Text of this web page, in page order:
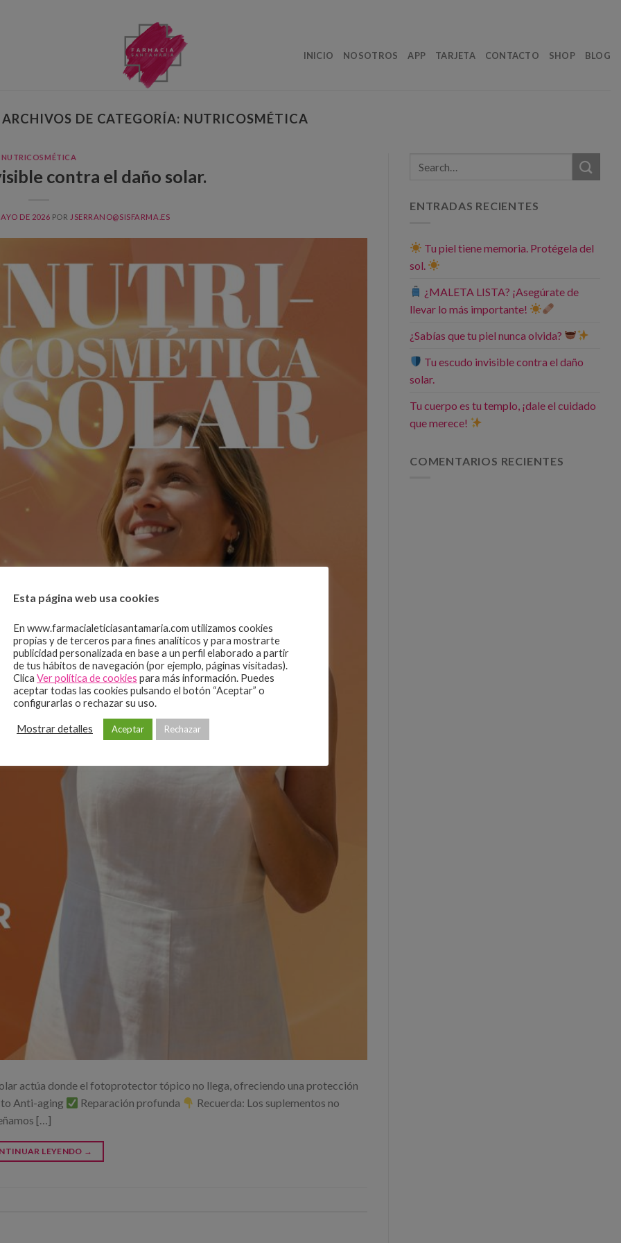
INICIO NOSOTROS APP TARJETA CONTACTO SHOP BLOG
ARCHIVOS DE CATEGORÍA: NUTRICOSMÉTICA
NUTRICOSMÉTICA
contra el daño solar.
DE 2026 POR JSERRANO@SISFARMA.ES
actúa donde el fotoprotector tópico no llega, ofreciendo una protección
Anti-aging
Reparación profunda
Recuerda: Los suplementos no
[…]
LEYENDO →
ENTRADAS RECIENTES
Tu piel tiene memoria. Protégela del
sol.
¿MALETA LISTA? ¡Asegúrate de
llevar lo más importante!
¿Sabías que tu piel nunca olvida?
Tu escudo invisible contra el daño
solar.
Tu cuerpo es tu templo, ¡dale el cuidado
que merece!
COMENTARIOS RECIENTES
Esta página web usa cookies
En www.farmacialeticiasantamaria.com utilizamos cookies
propias y de terceros para fines analíticos y para mostrarte
publicidad personalizada en base a un perfil elaborado a partir
de tus hábitos de navegación (por ejemplo, páginas visitadas).
Clica Ver política de cookies para más información. Puedes
aceptar todas las cookies pulsando el botón “Aceptar” o
configurarlas o rechazar su uso.
Mostrar detalles Aceptar Rechazar